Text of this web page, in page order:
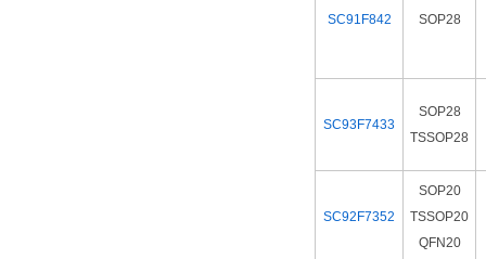
SC91F842 SOP28
SC93F7433
SOP28
TSSOP28
SC92F7352
SOP20
TSSOP20
QFN20